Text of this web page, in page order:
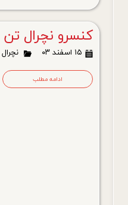
کنسرو نچرال تن
۱۵ اسفند ۰۳ نچرال
ادامه مطلب